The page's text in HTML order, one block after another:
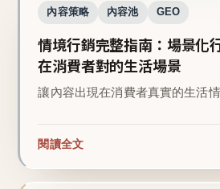
內容策略 內容池 GEO
情境行銷完整指南：場景化
在消費者對的生活場景
讓內容出現在消費者真實的生活情
閱讀全文